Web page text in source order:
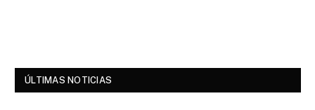
ÚLTIMAS NOTICIAS